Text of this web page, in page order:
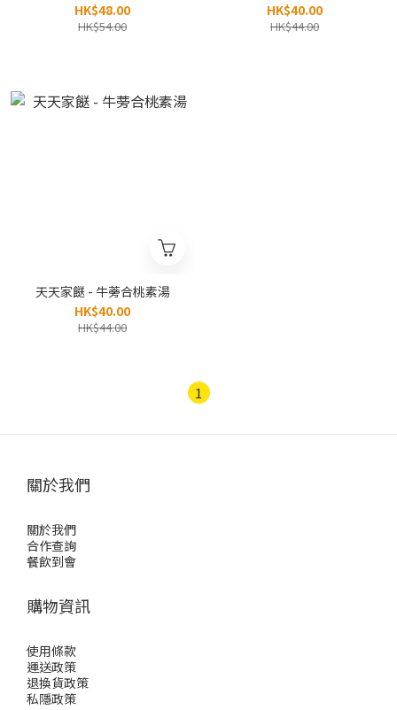
HK$48.00
HK$54.00
HK$40.00
HK$44.00
天天家餸 - 牛蒡合桃素湯
HK$40.00
HK$44.00
1
關於我們
關於我們
合作查詢
餐飲到會
購物資訊
使用條款
運送政策
退換貨政策
私隱政策